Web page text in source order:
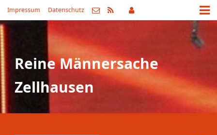
Impressum Datenschutz
Reine Männersache
Zellhausen